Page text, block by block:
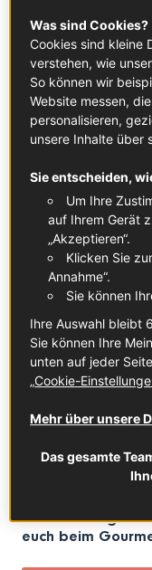
Elsass-
Lieblingsweine in
In Zusammenarbeit mit
FRANKREICH IN
Französisch
euch beim
Was sind Cookies?
Cookies sind kleine
verstehen, wie
So können wir
Website messen,
personalisieren,
unsere Inhalte über
Sie entscheiden,
Um Ihre
auf Ihrem Gerät
„Akzeptieren“.
Klicken Sie
Annahme“.
Sie können
Ihre Auswahl bleibt
Sie können Ihre
unten auf jeder
„Cookie-
Mehr über unsere
Das gesamte